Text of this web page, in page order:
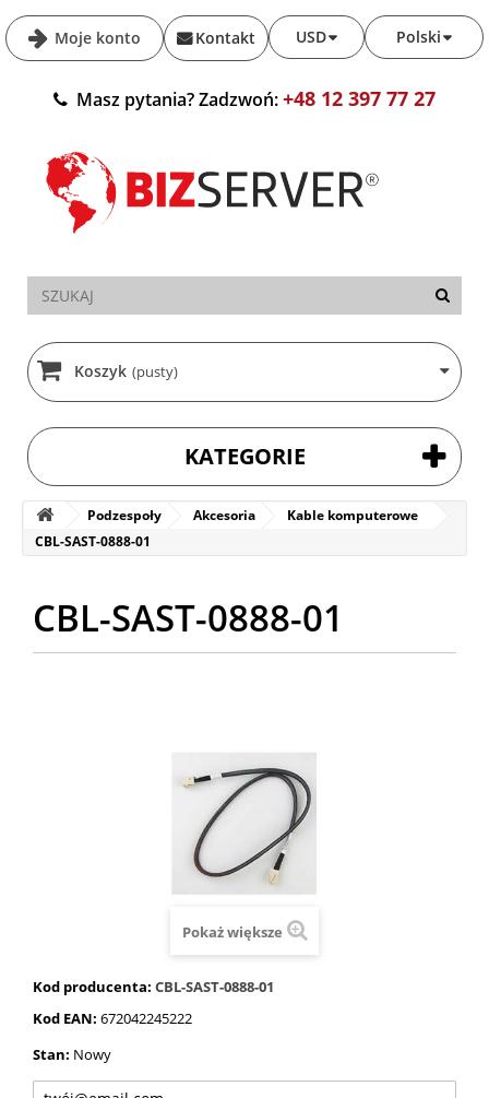
Moje konto Polski
USD
Kontakt
Masz pytania? Zadzwoń:+48 12 397 77 27
Koszyk (pusty)
KATEGORIE
Podzespoły Akcesoria
Kable komputerowe
CBL-SAST-0888-01
CBL-SAST-0888-01
Pokaż większe
Kod producenta: CBL-SAST-0888-01
Kod EAN: 672042245222
Stan: Nowy